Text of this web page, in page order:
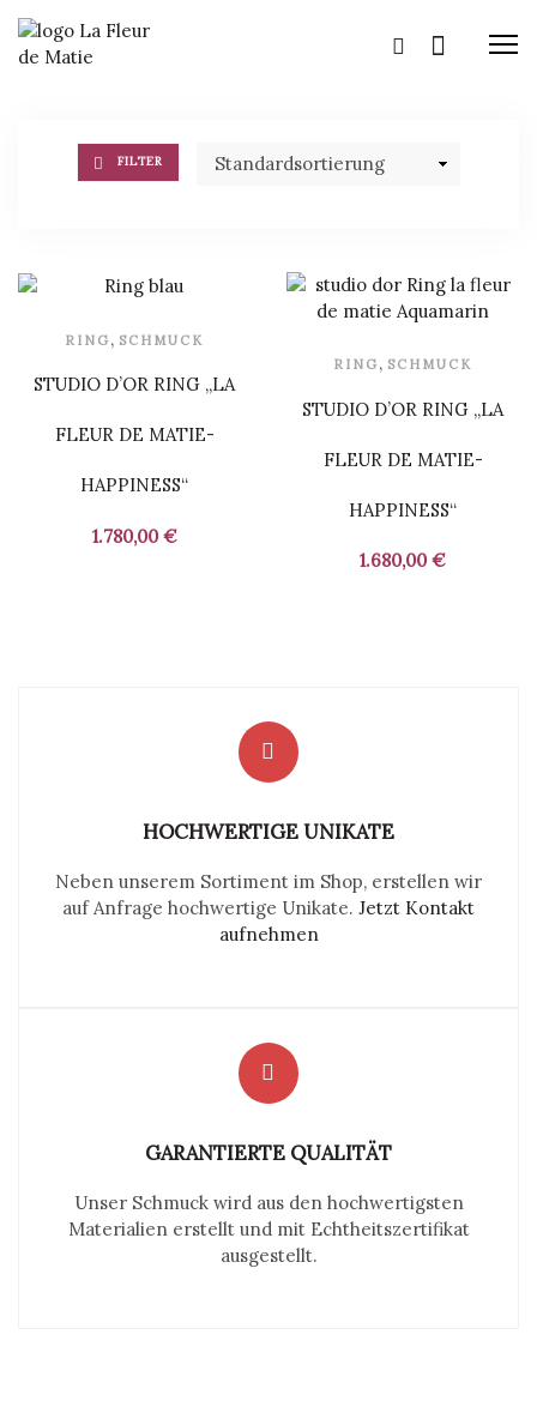
FILTER
RING , SCHMUCK
STUDIO D’OR RING „LA
FLEUR DE MATIE-
HAPPINESS“
1.780,00 €
RING , SCHMUCK
STUDIO D’OR RING „LA
FLEUR DE MATIE-
HAPPINESS“
1.680,00 €
HOCHWERTIGE UNIKATE
Neben unserem Sortiment im Shop, erstellen wir
auf Anfrage hochwertige Unikate. Jetzt Kontakt
aufnehmen
GARANTIERTE QUALITÄT
Unser Schmuck wird aus den hochwertigsten
Materialien erstellt und mit Echtheitszertifikat
ausgestellt.